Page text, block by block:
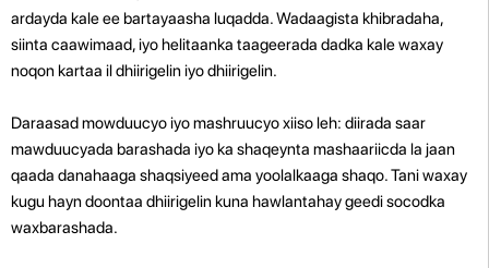
ardayda kale ee bartayaasha luqadda. Wadaagista khibradaha,
siinta caawimaad, iyo helitaanka taageerada dadka kale waxay
noqon kartaa il dhiirigelin iyo dhiirigelin.
Daraasad mowduucyo iyo mashruucyo xiiso leh: diirada saar
mawduucyada barashada iyo ka shaqeynta mashaariicda la jaan
qaada danahaaga shaqsiyeed ama yoolalkaaga shaqo. Tani waxay
kugu hayn doontaa dhiirigelin kuna hawlantahay geedi socodka
waxbarashada.